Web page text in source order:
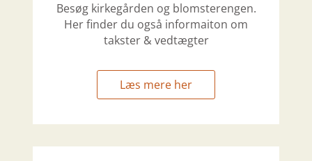
Besøg kirkegården og blomsterengen.
Her finder du også informaiton om
takster & vedtægter
Læs mere her